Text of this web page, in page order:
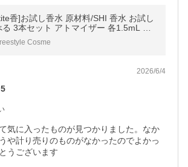
香]お試し香水 原材料/SHI 香水 お試し
る 3本セット アトマイザー 各1.5mL 又
Cosme
2026/6/4
5
気に入ったものが見つかりました。なか
や計り売りのものがなかったのでよかっ
うございます